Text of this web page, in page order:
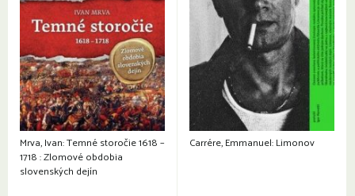
Mrva, Ivan: Temné storočie 1618 –
1718 : Zlomové obdobia
slovenských dejín
Carrére, Emmanuel: Limonov